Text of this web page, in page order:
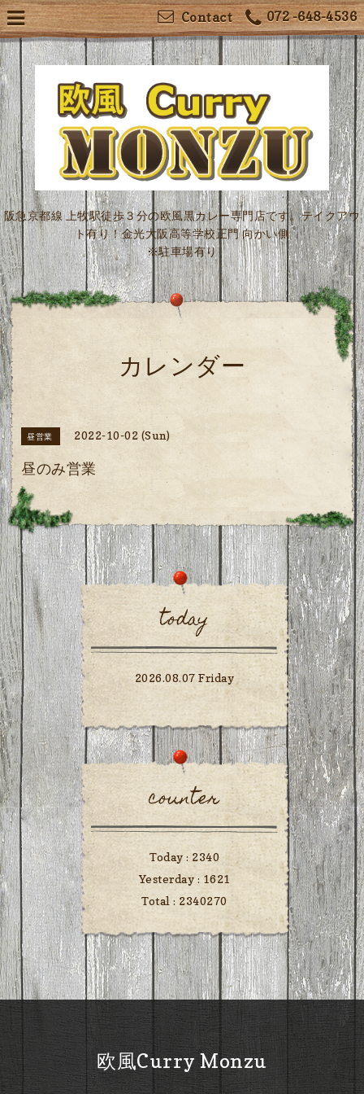
072 -648-4536
Contact
阪急京都線 上牧駅徒歩３分の欧風黒カレー専門店です。テイクアウ
ト有り！金光大阪高等学校正門 向かい側
※駐車場有り
カレンダー
昼営業 2022-10-02 (Sun)
昼のみ営業
today
2026.08.07 Friday
counter
Today : 2340
Yesterday : 1621
Total : 2340270
欧風Curry Monzu